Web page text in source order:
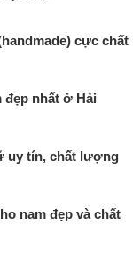
cực chất
đẹp nhất ở Hải
uy tín, chất lượng
nam đẹp và chất